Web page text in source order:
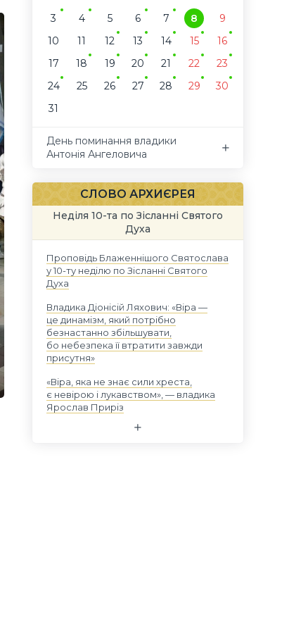
3
4 5 6 7 8
9
10
11 12 13 14 15
16
17
18 19 20 21 22
23
24
25 26 27 28 29
30
31
День поминання владики
Антонія Ангеловича
СЛОВО АРХИЄРЕЯ
Неділя 10-та по Зісланні Святого
Духа
Проповідь Блаженнішого Святослава
у 10-ту неділю по Зісланні Святого
Духа
Владика Діонісій Ляхович: «Віра —
це динамізм, який потрібно
безнастанно збільшувати,
бо небезпека її втратити завжди
присутня»
«Віра, яка не знає сили хреста,
є невірою і лукавством», — владика
Ярослав Приріз